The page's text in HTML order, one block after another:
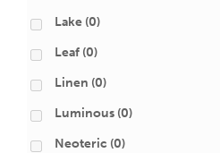
Lake (0)
Leaf (0)
Linen (0)
Luminous (0)
Neoteric (0)